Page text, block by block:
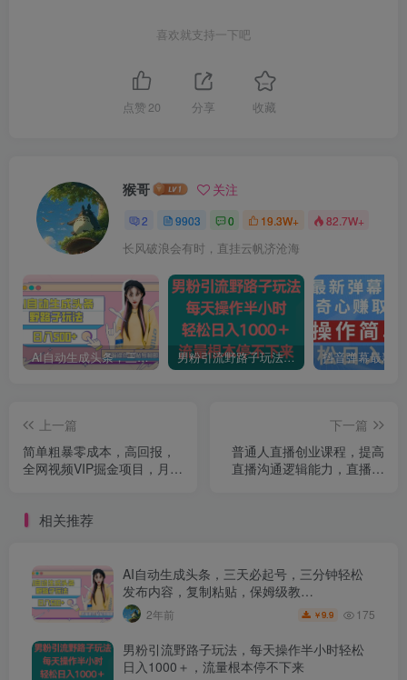
喜欢就支持一下吧
点赞 20 分享 收藏
猴哥 关注
2 9903 0 19.3W+ 82.7W+
长风破浪会有时，直挂云帆济沧海
AI自动生成头条，三天必起号，三分钟轻松发布内容，复制粘贴，保姆级教… 男粉引流野路子玩法，每天操作半小时轻松日入1000＋，流量根本停不下来
上一篇
简单粗暴零成本，高回报，
全网视频VIP掘金项目，月入
下一篇
普通人直播创业课程，提高
直播沟通逻辑能力，直播间
相关推荐
AI自动生成头条，三天必起号，三分钟轻松
发布内容，复制粘贴，保姆级教…
2年前 ￥9.9 175
男粉引流野路子玩法，每天操作半小时轻松
日入1000＋，流量根本停不下来